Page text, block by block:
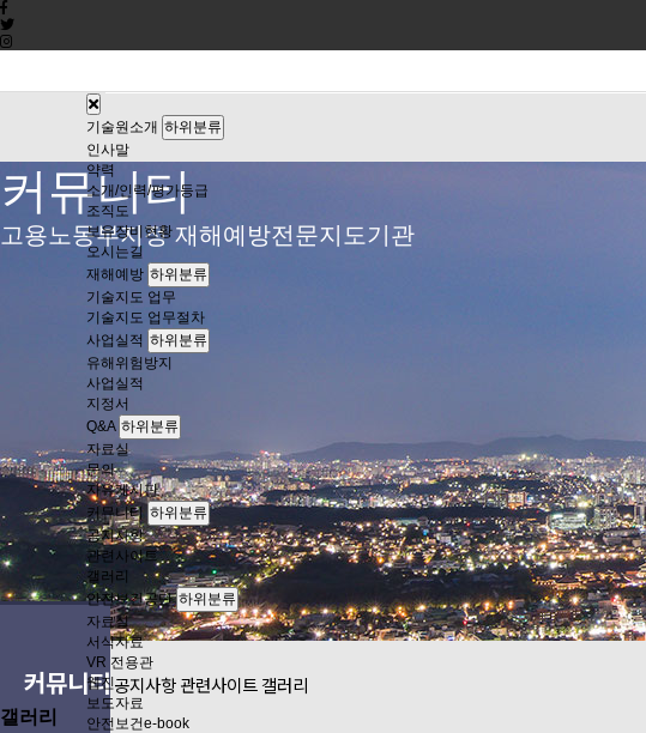
기술원소개 하위분류
인사말
약력
소개/인력/평가등급
조직도
보유장비현황
오시는길
재해예방 하위분류
기술지도 업무
기술지도 업무절차
사업실적 하위분류
유해위험방지
사업실적
지정서
Q&A 하위분류
자료실
문의
자유게시판
커뮤니티 하위분류
공지사항
관련사이트
갤러리
안전보건공단 하위분류
자료실
서식자료
VR 전용관
웹진
보도자료
안전보건e-book
커뮤니티
고용노동부지정 재해예방전문지도기관
커뮤니티공지사항관련사이트갤러리
갤러리